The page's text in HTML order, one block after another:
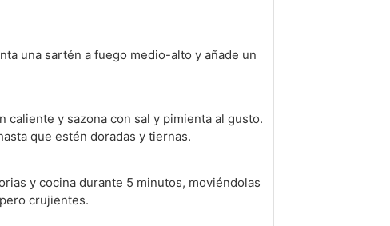
una sartén a fuego medio-alto y añade un
caliente y sazona con sal y pimienta al gusto.
que estén doradas y tiernas.
y cocina durante 5 minutos, moviéndolas
crujientes.